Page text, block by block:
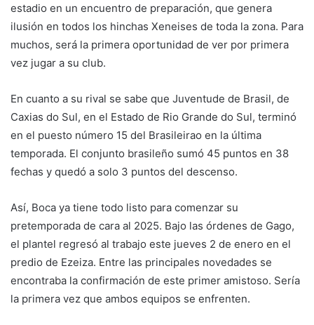
estadio en un encuentro de preparación, que genera
ilusión en todos los hinchas Xeneises de toda la zona. Para
muchos, será la primera oportunidad de ver por primera
vez jugar a su club.
En cuanto a su rival se sabe que Juventude de Brasil, de
Caxias do Sul, en el Estado de Rio Grande do Sul, terminó
en el puesto número 15 del Brasileirao en la última
temporada. El conjunto brasileño sumó 45 puntos en 38
fechas y quedó a solo 3 puntos del descenso.
Así, Boca ya tiene todo listo para comenzar su
pretemporada de cara al 2025. Bajo las órdenes de Gago,
el plantel regresó al trabajo este jueves 2 de enero en el
predio de Ezeiza. Entre las principales novedades se
encontraba la confirmación de este primer amistoso. Sería
la primera vez que ambos equipos se enfrenten.